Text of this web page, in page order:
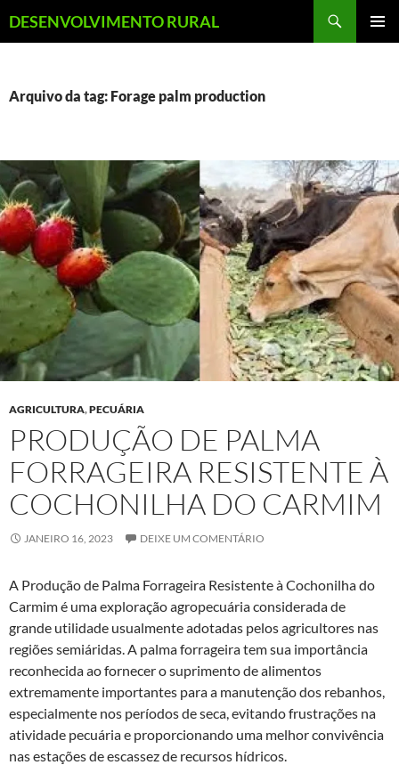
para
DESENVOLVIMENTO RURAL
Arquivo da tag: Forage palm production
AGRICULTURA,PECUÁRIA
PRODUÇÃO DE PALMA
FORRAGEIRA RESISTENTE À
COCHONILHA DO CARMIM
JANEIRO 16, 2023 DEIXE UM COMENTÁRIO
A Produção de Palma Forrageira Resistente à Cochonilha do
Carmim é uma exploração agropecuária considerada de
grande utilidade usualmente adotadas pelos agricultores nas
regiões semiáridas. A palma forrageira tem sua importância
reconhecida ao fornecer o suprimento de alimentos
extremamente importantes para a manutenção dos rebanhos,
especialmente nos períodos de seca, evitando frustrações na
atividade pecuária e proporcionando uma melhor convivência
nas estações de escassez de recursos hídricos.